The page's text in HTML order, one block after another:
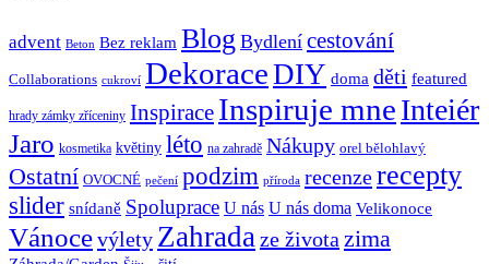
advent Beton Bez reklam Blog Bydlení cestování
Collaborations cukroví DekoraceDIY doma děti featured
hrady zámky zříceniny Inspirace Inspiruje mneInteiér
Jaro kosmetika květiny léto na zahradě Nákupy orel bělohlavý
Ostatní OVOCNÉ pečení podzim příroda recenzerecepty
slider snídaně Spoluprace U nás U nás doma Velikonoce
Vánocevýlety Zahrada ze života zima